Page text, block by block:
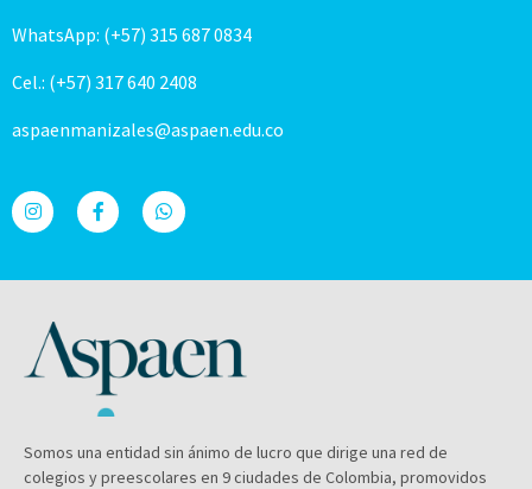
WhatsApp: (+57) 315 687 0834
Cel.: (+57) 317 640 2408
aspaenmanizales@aspaen.edu.co
Somos una entidad sin ánimo de lucro que dirige una red de
colegios y preescolares en 9 ciudades de Colombia, promovidos